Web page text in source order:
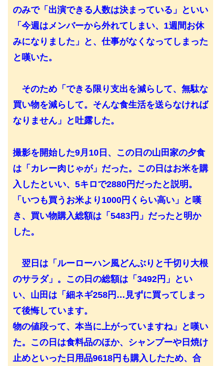
のみで「出演できる人数は決まっている」といい
「今週はメンバーから外れてしまい、1週間お休
みになりました」と、仕事がなくなってしまった
と嘆いた。
そのため「できる限り支出を減らして、無駄な
買い物を減らして。そんな食生活を送らなければ
なりません」と吐露した。
撮影を開始した9月10日、この日の山田家の夕食
は「カレー肉じゃが」だった。この日はお米を購
入したといい、5キロで2880円だったと説明。
「いつも買うお米より1000円くらい高い」と嘆
き、買い物購入総額は「5483円」だったと明か
した。
翌日は「ルーローハン風どんぶりと千切り大根
のサラダ」。この日の総額は「3492円」とい
い、山田は「細ネギ258円…見ずに買ってしまっ
て後悔しています。
物の値段って、本当に上がっていますね」と嘆い
た。この日は食料品のほか、シャンプーや日焼け
止めといった日用品9618円も購入したため、合